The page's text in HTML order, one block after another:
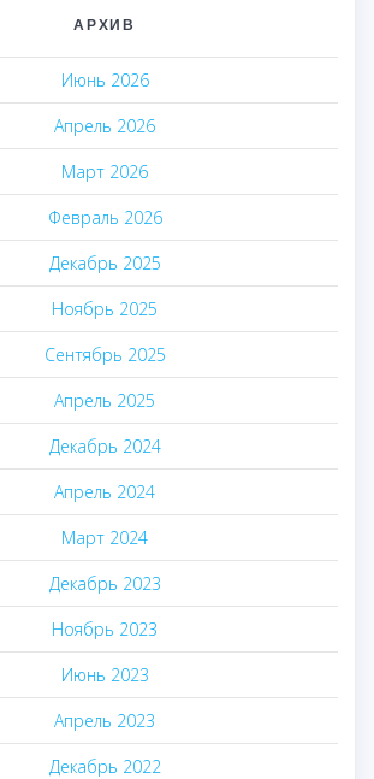
АРХИВ
Июнь 2026
Апрель 2026
Март 2026
Февраль 2026
Декабрь 2025
Ноябрь 2025
Сентябрь 2025
Апрель 2025
Декабрь 2024
Апрель 2024
Март 2024
Декабрь 2023
Ноябрь 2023
Июнь 2023
Апрель 2023
Декабрь 2022